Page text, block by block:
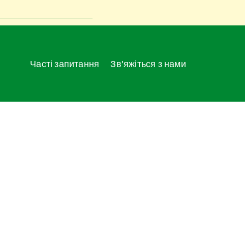
Часті запитання Зв'яжіться з нами